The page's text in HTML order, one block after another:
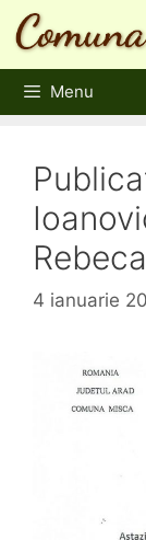
Sari
conținut
Menu
4 ianuarie